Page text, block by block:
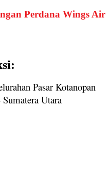
Perdana Wings Air
Pasar Kotanopan
Utara